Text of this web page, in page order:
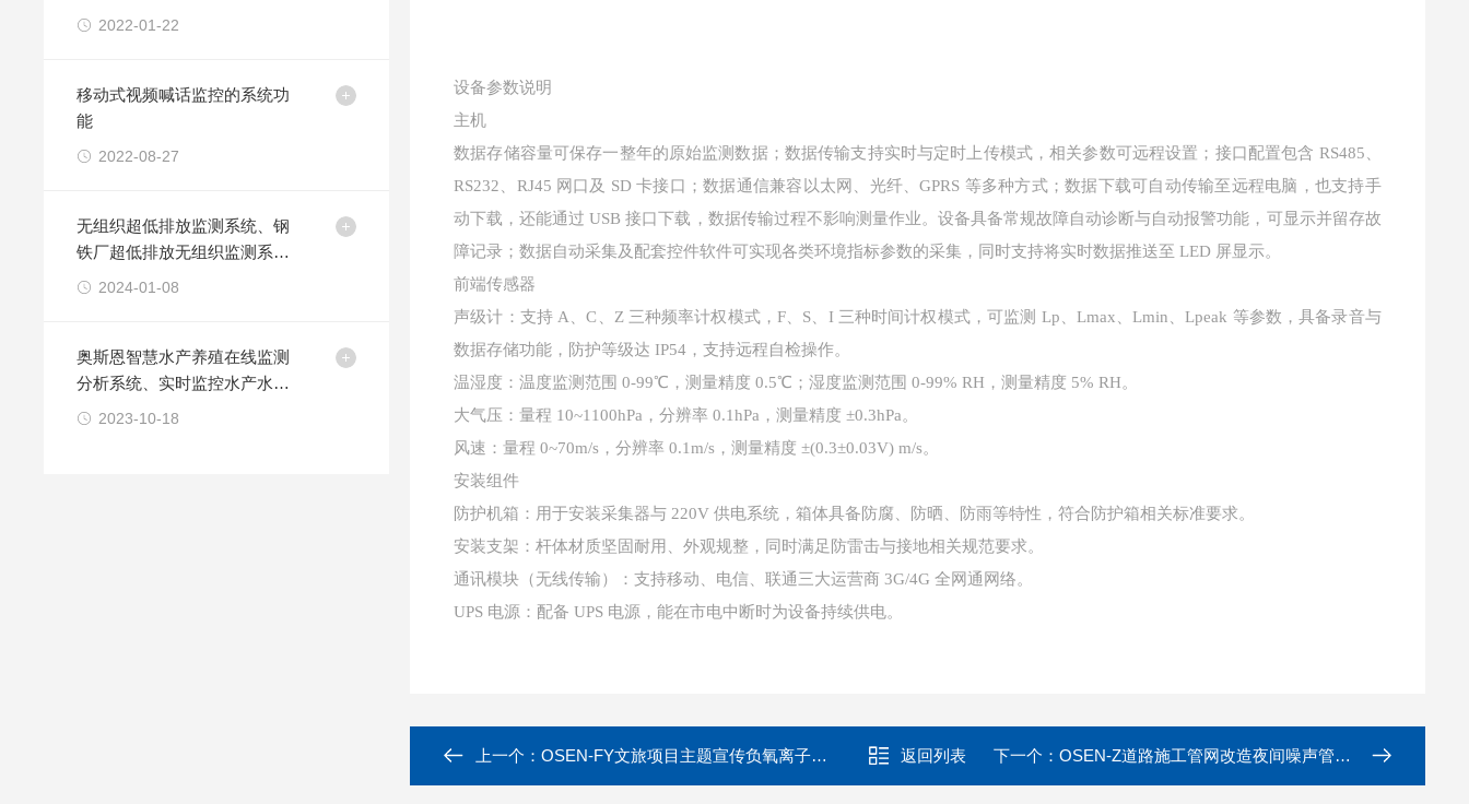
2022-01-22
移动式视频喊话监控的系统功
能
2022-08-27
无组织超低排放监测系统、钢
铁厂超低排放无组织监测系统
实现超低节能排放
2024-01-08
奥斯恩智慧水产养殖在线监测
分析系统、实时监控水产水质
稳定解决方案
2023-10-18
设备参数说明
主机
数据存储容量可保存一整年的原始监测数据；数据传输支持实时与定时上传模式，相关参数可远程设置；接口配置包含 RS485、
RS232、RJ45 网口及 SD 卡接口；数据通信兼容以太网、光纤、GPRS 等多种方式；数据下载可自动传输至远程电脑，也支持手
动下载，还能通过 USB 接口下载，数据传输过程不影响测量作业。设备具备常规故障自动诊断与自动报警功能，可显示并留存故
障记录；数据自动采集及配套控件软件可实现各类环境指标参数的采集，同时支持将实时数据推送至 LED 屏显示。
前端传感器
声级计：支持 A、C、Z 三种频率计权模式，F、S、I 三种时间计权模式，可监测 Lp、Lmax、Lmin、Lpeak 等参数，具备录音与
数据存储功能，防护等级达 IP54，支持远程自检操作。
温湿度：温度监测范围 0-99℃，测量精度 0.5℃；湿度监测范围 0-99% RH，测量精度 5% RH。
大气压：量程 10~1100hPa，分辨率 0.1hPa，测量精度 ±0.3hPa。
风速：量程 0~70m/s，分辨率 0.1m/s，测量精度 ±(0.3±0.03V) m/s。
安装组件
防护机箱：用于安装采集器与 220V 供电系统，箱体具备防腐、防晒、防雨等特性，符合防护箱相关标准要求。
安装支架：杆体材质坚固耐用、外观规整，同时满足防雷击与接地相关规范要求。
通讯模块（无线传输）：支持移动、电信、联通三大运营商 3G/4G 全网通网络。
UPS 电源：配备 UPS 电源，能在市电中断时为设备持续供电。
上一个：OSEN-FY文旅项目主题宣传负氧离子监测可视化大屏 返回列表 下一个： OSEN-Z道路施工管网改造夜间噪声管控监测系统